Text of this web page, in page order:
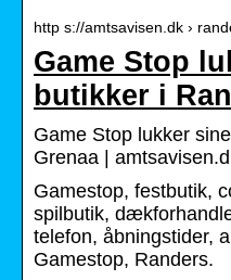
http s://amtsavisen.dk ›
Game Stop
butikker i
Game Stop lukker
Grenaa |
Gamestop, festbutik,
spilbutik,
telefon, åbningstider,
Gamestop, Randers.